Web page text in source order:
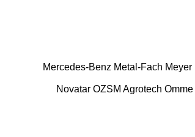
Mercedes-Benz Metal-Fach Meyer
Novatar OZSM Agrotech Omme